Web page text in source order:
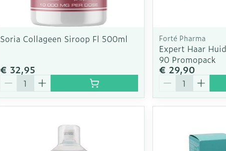
Soria Collageen Siroop Fl 500ml
€ 32,95
Aantal
Forté Pharma
Expert Haar
90 Promopack
€ 29,90
Aantal